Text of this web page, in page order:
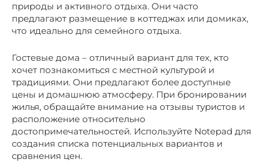
природы и активного отдыха. Они часто
предлагают размещение в коттеджах или домиках,
что идеально для семейного отдыха.
Гостевые дома – отличный вариант для тех, кто
хочет познакомиться с местной культурой и
традициями. Они предлагают более доступные
цены и домашнюю атмосферу. При бронировании
жилья, обращайте внимание на отзывы туристов и
расположение относительно
достопримечательностей. Используйте Notepad для
создания списка потенциальных вариантов и
сравнения цен.